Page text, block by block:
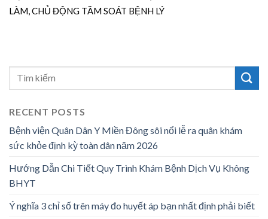
LÀM, CHỦ ĐỘNG TẦM SOÁT BỆNH LÝ
RECENT POSTS
Bệnh viện Quân Dân Y Miền Đông sôi nổi lễ ra quân khám
sức khỏe định kỳ toàn dân năm 2026
Hướng Dẫn Chi Tiết Quy Trình Khám Bệnh Dịch Vụ Không
BHYT
Ý nghĩa 3 chỉ số trên máy đo huyết áp bạn nhất định phải biết